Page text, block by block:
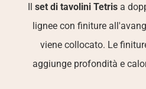
Il set di tavolini Tetris a
lignee con finiture
viene collocato. Le
aggiunge profondità e